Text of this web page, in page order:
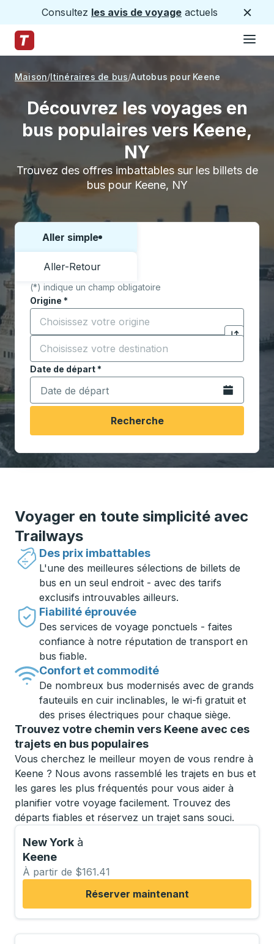
Consultez les avis de voyage actuels
Page d'accueil des sentiers
Maison Itinéraires de bus Autobus pour Keene
Découvrez les voyages en
bus populaires vers Keene,
NY
Trouvez des offres imbattables sur les billets de
bus pour Keene, NY
Choisissez un sens ou un aller-retour:
Aller simple
Aller-Retour
(*) indique un champ obligatoire
Origine *
Commencez à saisir la ville d'origine pour ouvrir
Cliquez
Destination*
Commencez à saisir la ville de destination pour
Date de départ*
Tapez la date au format date Barre oblique du mois à
Ouvrez le
Recherche
Voyager en toute simplicité avec
Trailways
Des prix imbattables
L'une des meilleures sélections de billets de
bus en un seul endroit - avec des tarifs
exclusifs introuvables ailleurs.
Fiabilité éprouvée
Des services de voyage ponctuels - faites
confiance à notre réputation de transport en
bus fiable.
Confort et commodité
De nombreux bus modernisés avec de grands
fauteuils en cuir inclinables, le wi-fi gratuit et
des prises électriques pour chaque siège.
Trouvez votre chemin vers Keene avec ces
trajets en bus populaires
Vous cherchez le meilleur moyen de vous rendre à
Keene ? Nous avons rassemblé les trajets en bus et
les gares les plus fréquentés pour vous aider à
planifier votre voyage facilement. Trouvez des
départs fiables et réservez un trajet sans souci.
New York à
Keene
À partir de $161.41
Réserver maintenant